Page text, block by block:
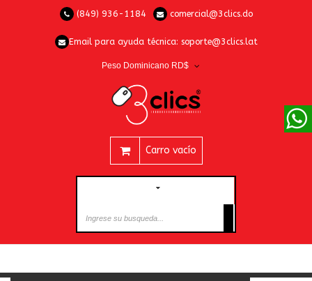
(849) 936-1184 comercial@3clics.do
Email para ayuda técnica: soporte@3clics.lat
Peso Dominicano RD$
Carro vacío
CATEGORÍAS